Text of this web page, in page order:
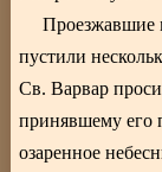
Проезжавшие
пустили
Св. Варвар
принявшему его
озаренное